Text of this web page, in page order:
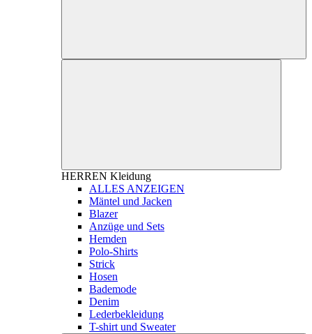
HERREN Kleidung
ALLES ANZEIGEN
Mäntel und Jacken
Blazer
Anzüge und Sets
Hemden
Polo-Shirts
Strick
Hosen
Bademode
Denim
Lederbekleidung
T-shirt und Sweater